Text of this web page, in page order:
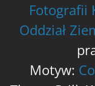
Fotografii
Oddział
Motyw: